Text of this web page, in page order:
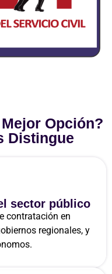
Opción?
Distingue
sector público
contratación en
regionales, y